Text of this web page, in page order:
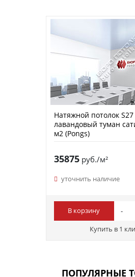
Натяжной потолок S27
лавандовый туман
м2 (Pongs)
35875руб./м²
уточнить наличие
В корзину
Купить в 1
ПОПУЛЯРНЫЕ